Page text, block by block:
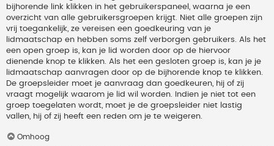
bijhorende link klikken in het gebruikerspaneel, waarna je een
overzicht van alle gebruikersgroepen krijgt. Niet alle groepen zijn
vrij toegankelijk, ze vereisen een goedkeuring van je
lidmaatschap en hebben soms zelf verborgen gebruikers. Als het
een open groep is, kan je lid worden door op de hiervoor
dienende knop te klikken. Als het een gesloten groep is, kan je je
lidmaatschap aanvragen door op de bijhorende knop te klikken.
De groepsleider moet je aanvraag dan goedkeuren, hij of zij
vraagt mogelijk waarom je lid wil worden. Indien je niet tot een
groep toegelaten wordt, moet je de groepsleider niet lastig
vallen, hij of zij heeft een reden om je te weigeren.
Omhoog